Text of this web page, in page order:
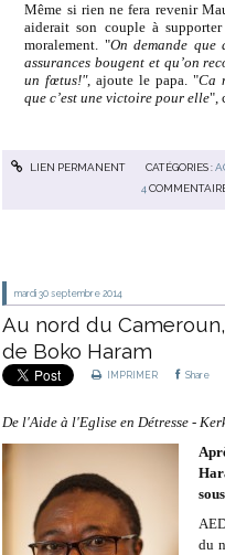
Même si rien ne fera revenir
aiderait son couple à
moralement. "On demande que
assurances bougent et qu’on
un fœtus!", ajoute le papa. "Ca
que c’est une victoire pour elle",
LIEN PERMANENT CATÉGORIES :
4
mardi 30 septembre 2014
Au nord du
de Boko Haram
IMPRIMER Share
De l'Aide à l'Eglise en Détresse -
du